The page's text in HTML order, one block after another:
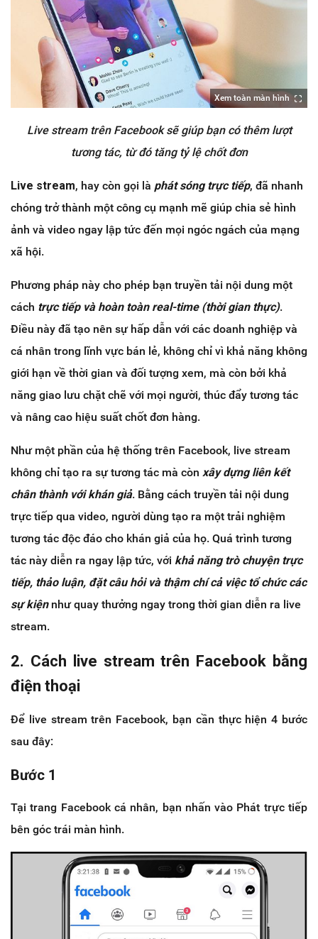
Xem toàn màn hình
Live stream trên Facebook sẽ giúp bạn có thêm lượt
tương tác, từ đó tăng tỷ lệ chốt đơn
Live stream, hay còn gọi là phát sóng trực tiếp, đã nhanh
chóng trở thành một công cụ mạnh mẽ giúp chia sẻ hình
ảnh và video ngay lập tức đến mọi ngóc ngách của mạng
xã hội.
Phương pháp này cho phép bạn truyền tải nội dung một
cách trực tiếp và hoàn toàn real-time (thời gian thực).
Điều này đã tạo nên sự hấp dẫn với các doanh nghiệp và
cá nhân trong lĩnh vực bán lẻ, không chỉ vì khả năng không
giới hạn về thời gian và đối tượng xem, mà còn bởi khả
năng giao lưu chặt chẽ với mọi người, thúc đẩy tương tác
và nâng cao hiệu suất chốt đơn hàng.
Như một phần của hệ thống trên Facebook, live stream
không chỉ tạo ra sự tương tác mà còn xây dựng liên kết
chân thành với khán giả. Bằng cách truyền tải nội dung
trực tiếp qua video, người dùng tạo ra một trải nghiệm
tương tác độc đáo cho khán giả của họ. Quá trình tương
tác này diễn ra ngay lập tức, với khả năng trò chuyện trực
tiếp, thảo luận, đặt câu hỏi và thậm chí cả việc tổ chức các
sự kiện như quay thưởng ngay trong thời gian diễn ra live
stream.
2. Cách live stream trên Facebook bằng
điện thoại
Để live stream trên Facebook, bạn cần thực hiện 4 bước
sau đây:
Bước 1
Tại trang Facebook cá nhân, bạn nhấn vào Phát trực tiếp
bên góc trái màn hình.